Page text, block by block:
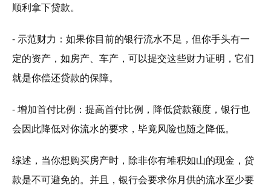
顺利拿下贷款。
- 示范财力：如果你目前的银行流水不足，但你手头有一
定的资产，如房产、车产，可以提交这些财力证明，它们
就是你偿还贷款的保障。
- 增加首付比例：提高首付比例，降低贷款额度，银行也
会因此降低对你流水的要求，毕竟风险也随之降低。
综述，当你想购买房产时，除非你有堆积如山的现金，贷
款是不可避免的。并且，银行会要求你月供的流水至少要